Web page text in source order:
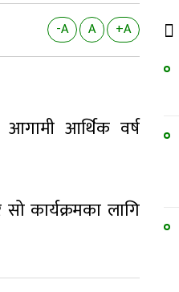
-A A +A
आर्थिक वर्ष
कार्यक्रमका लागि